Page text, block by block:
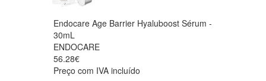
Endocare Age Barrier Hyaluboost Sérum -
30mL
ENDOCARE
56.28€
Preço com IVA incluído